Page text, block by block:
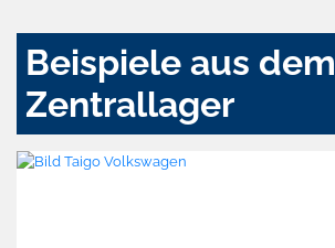
Beispiele aus dem
Zentrallager